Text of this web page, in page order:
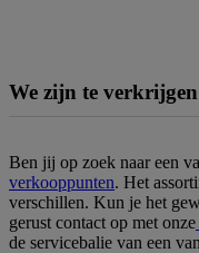
We zijn te
Ben jij op zoek naar een
verkooppunten. Het
verschillen. Kun je het
gerust contact op met onze
de servicebalie van een